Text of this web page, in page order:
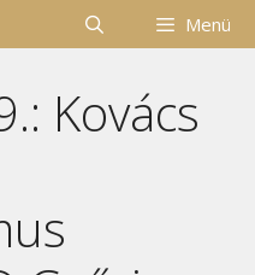
Menü
Kovács